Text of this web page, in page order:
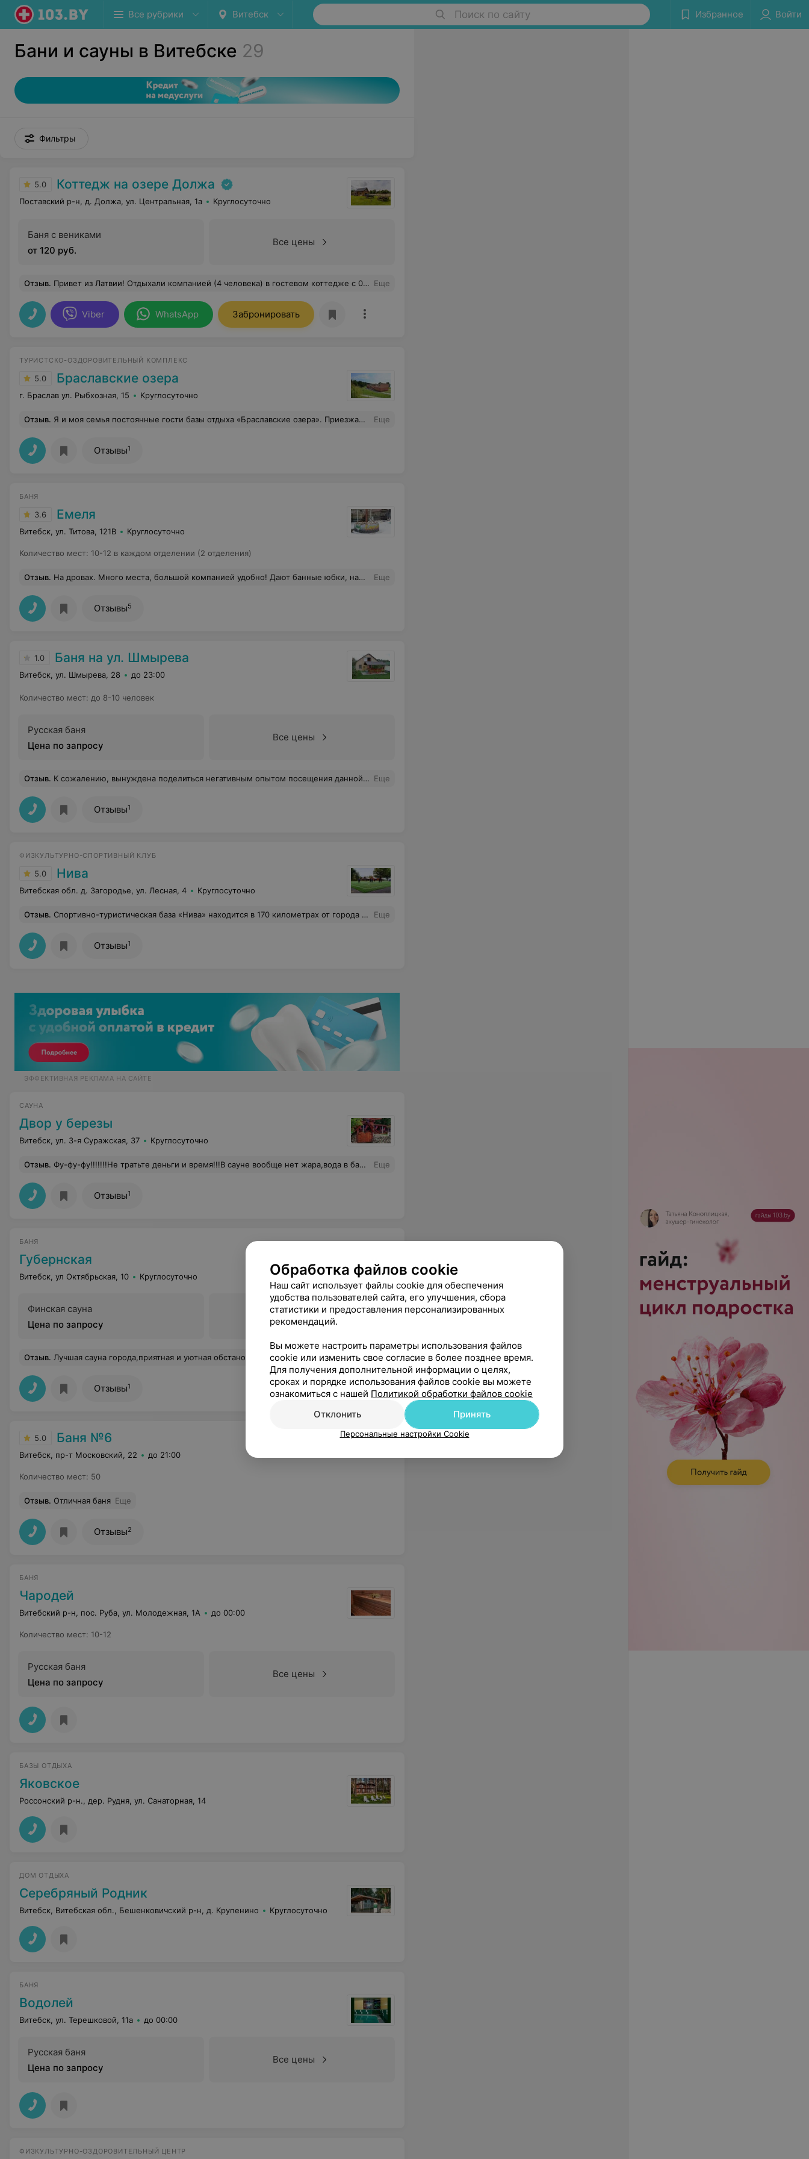
Все рубрики Витебск Поиск по сайту Избранное Войти
Бани и сауны в Витебске 29
Фильтры
5.0 Коттедж на озере Должа
Поставский р-н, д. Должа, ул. Центральная, 1а Круглосуточно
Баня с вениками
от 120 руб.
Все цены
Отзыв. Привет из Латвии! Отдыхали компанией (4 человека) в гостевом коттедже с 08 08 2025 по 11 08 2025. В полной мере насладились красотой белорусской природы. Великолепное озеро, ухоженная территория и прекрасный дом. Все чисто и продуманно для отдыха (белье и комплекты посуды). С хозяином легко можно договориться о скидке. Отдельное спасибо управляющему Ивану. Очень отзывчивый человек. Обязательно вернемся к Вам вновь с большой компанией! Латыши - Анастасия и друзья. Еще
Viber WhatsApp Забронировать
ТУРИСТСКО-ОЗДОРОВИТЕЛЬНЫЙ КОМПЛЕКС
5.0 Браславские озера
г. Браслав ул. Рыбхозная, 15 Круглосуточно
Отзыв. Я и моя семья постоянные гости базы отдыха «Браславские озера». Приезжаем к Вам с удовольствием, так как все шикарно. Девочки на ресепшене вежливые, знающие своё дело, профессионалы. Постоянная улыбка на лице, оказывают помощь в любое время. Здоровая и комфортная обстановка присутствует постоянно. Еще
Отзывы1
БАНЯ
3.6 Емеля
Витебск, ул. Титова, 121В Круглосуточно
Количество мест: 10-12 в каждом отделении (2 отделения)
Отзыв. На дровах. Много места, большой компанией удобно! Дают банные юбки, нам дали новые. Тапок нет, а зачем они чужие? В бассейне вода холодная, но об этом сказано на сайте и в группе ВКонтакте. Мы после парилки окунались не все! Холодная! Веники сыпятся если их сразу в горячую воду положить, мы свои приносим, замачиваем заранее в теплой воде а потом храним в сыром полотенце за день до бани. Всем не угодишь, но нам нравится. Ходим каждую пятницу! Еще
Отзывы5
1.0 Баня на ул. Шмырева
Витебск, ул. Шмырева, 28 до 23:00
Количество мест: до 8-10 человек
Русская баня
Цена по запросу
Все цены
Отзыв. К сожалению, вынуждена поделиться негативным опытом посещения данной сауны. Состояние помещения оставляет желать лучшего: повсеместно наблюдается плесень, что вызывает серьезные опасения по поводу гигиены. Кроме того, персонал (или хозяева) проявил крайнюю неприветливость, что испортило общее впечатление от визита. Еще
Отзывы1
ФИЗКУЛЬТУРНО-СПОРТИВНЫЙ КЛУБ
5.0 Нива
Витебская обл. д. Загородье, ул. Лесная, 4 Круглосуточно
Отзыв. Спортивно-туристическая база «Нива» находится в 170 километрах от города Минск, в 120 километрах от Витебска, в 90 километрах от Могилева, в 2 километрах от Толочина рядом с трассой республиканского значения М1. Гости спортивно-туристической базы всегда могут воспользоваться дополнительными услугами: восстановительный центр: сауна с небольшим бассейном; катание на лошадях верхом; проведем конный, пеший, водный или велосипедный походы. На территории базы есть футбольная, баскетбольная и волейбольная площадки. Рядом имеется лыже-роллерная трасса протяженностью 3600 метров, конно-спортивная база. Работает прокат спортивного и туристического инвентаря, снегоход. Можно воспользоваться мангалом или котелками для приготовления ухи. Недалеко от базы есть зарыбленный водоем, где можно порыбачить и вытянуть карпа или амура. Возле водоема расположилась усадьба «Уютный дворик», принимающая своих гостей круглогодично. В летнее время на cпортивно-туристической базе «Нива» проводится спортивно-оздо Еще
Отзывы1
ЭФФЕКТИВНАЯ РЕКЛАМА НА САЙТЕ
САУНА
Двор у березы
Витебск, ул. 3-я Суражская, 37 Круглосуточно
Отзыв. Фу-фу-фу!!!!!!!Не тратьте деньги и время!!!В сауне вообще нет жара,вода в бассейне ледяная,в душе такая же, стены в бассейне покрыты плесенью,за стенкой кто-то постоянно сливал туалет,слышимость такая,что чихнуть страшно,дверь в парилку не закрывалась - подсовывали бумажку((( Не одной положительной эмоции((( Еще
Отзывы1
БАНЯ
Губернская
Витебск, ул Октябрьская, 10 Круглосуточно
Финская сауна
Цена по запросу
Все цены
Отзыв. Лучшая сауна города,приятная и уютная обстановка,приветливый персонал,покорил большой бассейн и комфортная паровая,всем вас рекомендуем,огромное вам спасибо за прекрасно проведенное время. Еще
Отзывы1
5.0 Баня №6
Витебск, пр-т Московский, 22 до 21:00
Количество мест: 50
Отзыв. Отличная баня Еще
Отзывы2
БАНЯ
Чародей
Витебский р-н, пос. Руба, ул. Молодежная, 1А до 00:00
Количество мест: 10-12
Русская баня
Цена по запросу
Все цены
БАЗЫ ОТДЫХА
Яковское
Россонский р-н., дер. Рудня, ул. Санаторная, 14
ДОМ ОТДЫХА
Серебряный Родник
Витебск, Витебская обл., Бешенковичский р-н, д. Крупенино Круглосуточно
БАНЯ
Водолей
Витебск, ул. Терешковой, 11а до 00:00
Русская баня
Цена по запросу
Все цены
ФИЗКУЛЬТУРНО-ОЗДОРОВИТЕЛЬНЫЙ ЦЕНТР
Обработка файлов cookie
Наш сайт использует файлы cookie для обеспечения
удобства пользователей сайта, его улучшения, сбора
статистики и предоставления персонализированных
рекомендаций.
Вы можете настроить параметры использования файлов
cookie или изменить свое согласие в более позднее время.
Для получения дополнительной информации о целях,
сроках и порядке использования файлов cookie вы можете
ознакомиться с нашей Политикой обработки файлов cookie
Отклонить
Принять
Персональные настройки Cookie